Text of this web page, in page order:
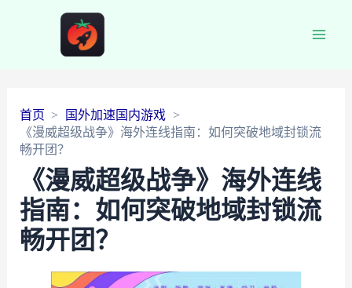
首页
国外加速国内游戏
《漫威超级战争》海外连线指南：如何突破地域封锁流
畅开团？
《漫威超级战争》海外连线
指南：如何突破地域封锁流
畅开团？